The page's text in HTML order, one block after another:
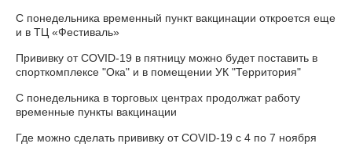
С понедельника временный пункт вакцинации откроется еще
и в ТЦ «Фестиваль»
Прививку от COVID-19 в пятницу можно будет поставить в
спорткомплексе "Ока" и в помещении УК "Территория"
С понедельника в торговых центрах продолжат работу
временные пункты вакцинации
Где можно сделать прививку от COVID-19 с 4 по 7 ноября